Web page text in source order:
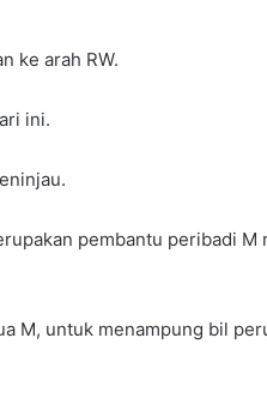
ke arah RW.
ini.
pembantu peribadi M
M, untuk menampung bil